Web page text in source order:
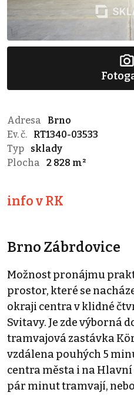
Adresa
Brno
Ev. č.
RT1340-03533
Typ
sklady
Plocha
2 828 m²
info v RK
Brno Zábrdovice
Možnost pronájmu
prostor, které se
okraji centra v klidné
Svitavy. Je zde výborná
tramvajová zastávka
vzdálena pouhých 5
centra města i na
pár minut tramvají,